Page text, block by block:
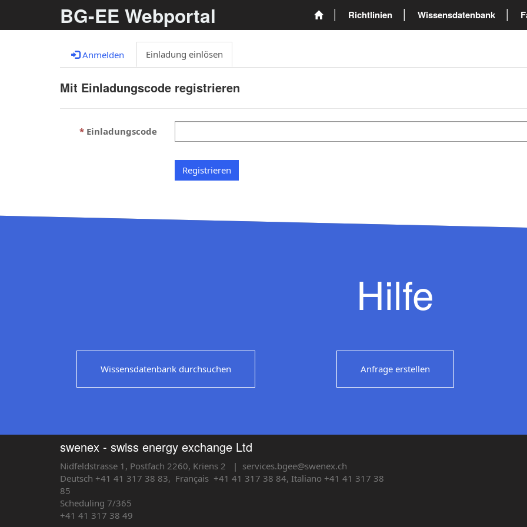
BG-EE Webportal Richtlinien Wissensdatenbank
Anmelden Einladung einlösen
Mit Einladungscode registrieren
Einladungscode
Registrieren
Hilfe
Wissensdatenbank durchsuchen Anfrage erstellen
swenex - swiss energy exchange Ltd
Nidfeldstrasse 1, Postfach 2260, Kriens 2
| services.bgee@swenex.ch
Deutsch +41 41 317 38 83, Français +41 41 317 38 84, Italiano +41 41 317 38
85
Scheduling 7/365
+41 41 317 38 49